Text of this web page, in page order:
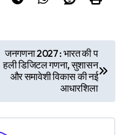
जनगणना 2027 : भारत की प
हली डिजिटल गणना, सुशासन
और समावेशी विकास की नई
आधारशिला